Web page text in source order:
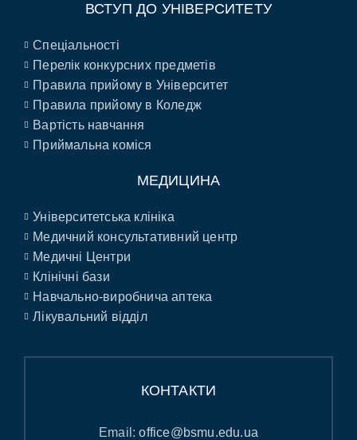
ВСТУП ДО УНІВЕРСИТЕТУ
Спеціальності
Перелік конкурсних предметів
Правила прийому в Університет
Правила прийому в Коледж
Вартість навчання
Приймальна коміся
МЕДИЦИНА
Університетська клініка
Медичний консультативний центр
Медичні Центри
Клінічні бази
Навчально-виробнича аптека
Лікувальний відділ
КОНТАКТИ
Email:office@bsmu.edu.ua